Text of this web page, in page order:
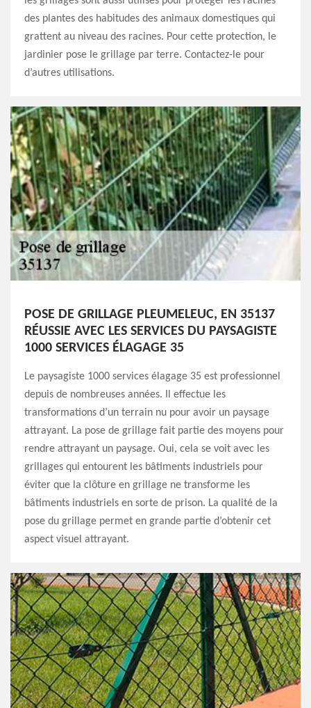
des plantes des habitudes des animaux domestiques qui
grattent au niveau des racines. Pour cette protection, le
jardinier pose le grillage par terre. Contactez-le pour
d’autres utilisations.
POSE DE GRILLAGE PLEUMELEUC, EN 35137
RÉUSSIE AVEC LES SERVICES DU PAYSAGISTE
1000 SERVICES ÉLAGAGE 35
Le paysagiste 1000 services élagage 35 est professionnel
depuis de nombreuses années. Il effectue les
transformations d’un terrain nu pour avoir un paysage
attrayant. La pose de grillage fait partie des moyens pour
rendre attrayant un paysage. Oui, cela se voit avec les
grillages qui entourent les bâtiments industriels pour
éviter que la clôture en grillage ne transforme les
bâtiments industriels en sorte de prison. La qualité de la
pose du grillage permet en grande partie d’obtenir cet
aspect visuel attrayant.